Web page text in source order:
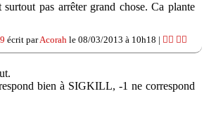
pas arrêter grand chose. Ca plante
écrit parAcorah le 08/03/2013 à 10h18 | 👍🏽 👎🏽
bien à SIGKILL, -1 ne correspond